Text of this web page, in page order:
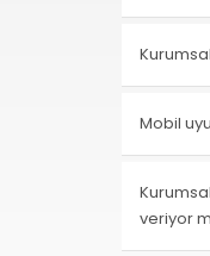
Mobil
veriyor